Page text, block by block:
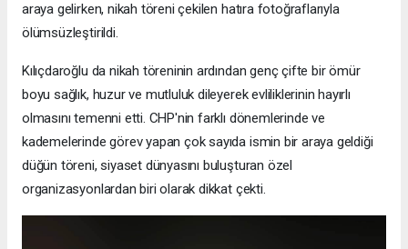
araya gelirken, nikah töreni çekilen hatıra fotoğraflarıyla
ölümsüzleştirildi.
Kılıçdaroğlu da nikah töreninin ardından genç çifte bir ömür
boyu sağlık, huzur ve mutluluk dileyerek evliliklerinin hayırlı
olmasını temenni etti. CHP'nin farklı dönemlerinde ve
kademelerinde görev yapan çok sayıda ismin bir araya geldiği
düğün töreni, siyaset dünyasını buluşturan özel
organizasyonlardan biri olarak dikkat çekti.